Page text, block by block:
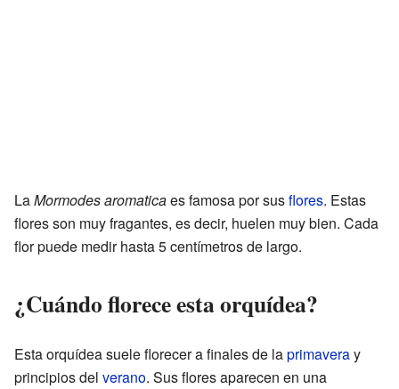
LaMormodes aromaticaes famosa por susflores. Estas
flores son muy fragantes, es decir, huelen muy bien. Cada
flor puede medir hasta 5 centímetros de largo.
¿Cuándo florece esta orquídea?
Esta orquídea suele florecer a finales de laprimaveray
principios del verano. Sus flores aparecen en una